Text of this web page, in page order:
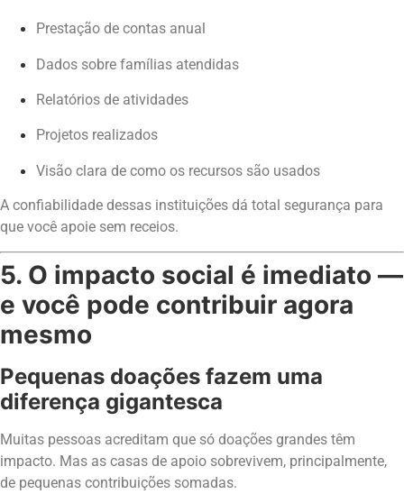
Prestação de contas anual
Dados sobre famílias atendidas
Relatórios de atividades
Projetos realizados
Visão clara de como os recursos são usados
A confiabilidade dessas instituições dá total segurança para
que você apoie sem receios.
5. O impacto social é imediato —
e você pode contribuir agora
mesmo
Pequenas doações fazem uma
diferença gigantesca
Muitas pessoas acreditam que só doações grandes têm
impacto. Mas as casas de apoio sobrevivem, principalmente,
de pequenas contribuições somadas.